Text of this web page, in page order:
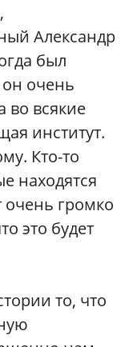
Александр
был
он очень
во всякие
институт.
Кто-то
находятся
очень громко
это будет
то, что